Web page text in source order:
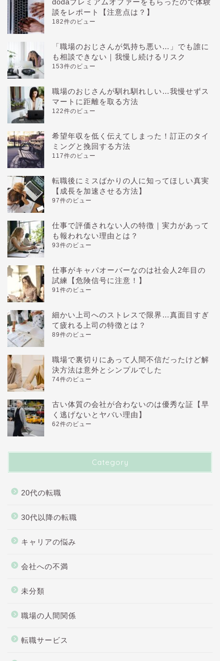
dodaプレミアムオファーをもらったので体験
談をレポート【注意点は？】
182件のビュー
「職場のおじさんが気持ち悪い…」でも誰に
も相談できない｜我慢し続けるリスク
153件のビュー
職場のおじさんが馴れ馴れしい…我慢せずス
マートに距離を取る方法
122件のビュー
希望年収を低く伝えてしまった！訂正のタイ
ミングと挽回する方法
117件のビュー
転職後にミスばかりの人に知ってほしい真実
【成長を加速させる方法】
97件のビュー
仕事で評価されない人の特徴｜実力があって
も報われない理由とは？
93件のビュー
仕事がキャパオーバーなのは社会人2年目の
試練【危険信号に注意！】
91件のビュー
細かい上司へのストレスで限界…真面目すぎ
て疲れる上司の特徴とは？
89件のビュー
職場で裏切りにあって人間不信だったけど解
決方法は意外とシンプルでした
74件のビュー
古い体質の会社が合わないのは優秀な証【早
く逃げないとヤバい理由】
62件のビュー
Category
20代の転職
30代以降の転職
キャリアの悩み
会社への不満
未分類
職場の人間関係
転職サービス